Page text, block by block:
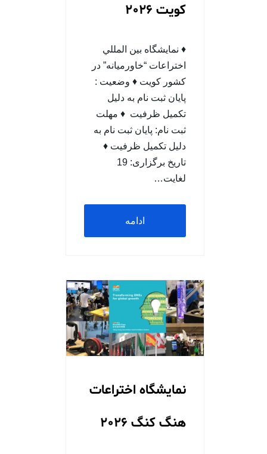
کویت 2026
♦ نمایشگاه بين المللي
اختراعات “خاورمیانه” در
کشور کویت ♦ وضعيت :
پایان ثبت نام به دلیل
تکمیل ظرفیت ♦ مهلت
ثبت نام: پایان ثبت نام به
دلیل تکمیل ظرفیت ♦
تاریخ برگزاری: 19
لغایت…
ادامه
نمایشگاه اختراعات
هنگ کنگ 2026